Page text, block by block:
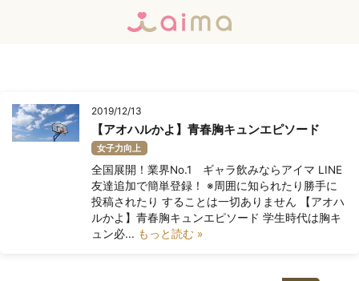
2019/12/13
【アオハルかよ】青春胸キュンエピソード
女子力向上
全国展開！業界No.1 ギャラ飲みならアイマ LINE
友達追加で簡単登録！ ※周囲に知られたり勝手に
投稿されたり することは一切ありません 【アオハ
ルかよ】青春胸キュンエピソード 学生時代は胸キ
ュン必... もっと読む »